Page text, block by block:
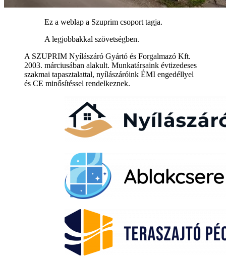
Ez a weblap a Szuprim csoport tagja.
A legjobbakkal szövetségben.
A SZUPRIM Nyílászáró Gyártó és Forgalmazó Kft.
2003. márciusában alakult. Munkatársaink évtizedeses
szakmai tapasztalattal, nyílászáróink ÉMI engedéllyel
és CE minősítéssel rendelkeznek.